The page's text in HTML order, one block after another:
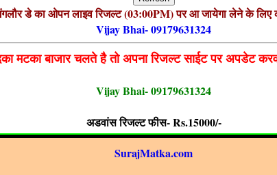
डे का ओपन लाइव रिजल्ट (03:00PM) पर आ जायेगा लेने के
Vijay Bhai- 09179631324
मटका बाजार चलते है तो अपना रिजल्ट साईट पर अपडेट
Vijay Bhai- 09179631324
अडवांस रिजल्ट फीस- Rs.15000/-
SurajMatka.com